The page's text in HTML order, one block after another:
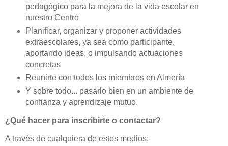
pedagógico para la mejora de la vida escolar en
nuestro Centro
Planificar, organizar y proponer actividades
extraescolares, ya sea como participante,
aportando ideas, o impulsando actuaciones
concretas
Reunirte con todos los miembros en Almería
Y sobre todo... pasarlo bien en un ambiente de
confianza y aprendizaje mutuo.
¿Qué hacer para inscribirte o contactar?
A través de cualquiera de estos medios: